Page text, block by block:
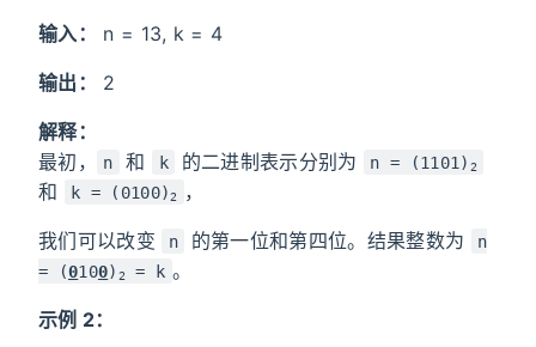
输入： n = 13, k = 4
输出： 2
解释：
最初，
n 和 k 的二进制表示分别为 n = (1101) 2
和 k = (0100)2 ，
我们可以改变 n 的第一位和第四位。结果整数为
n
= (0100) 2 = k 。
示例 2：